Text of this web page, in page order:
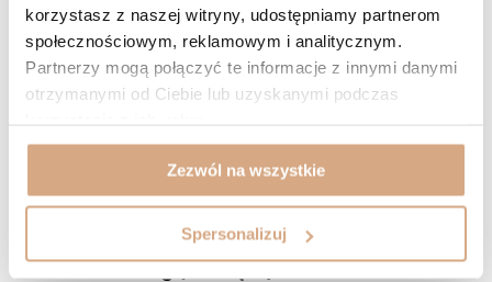
korzystasz z naszej witryny, udostępniamy partnerom
społecznościowym, reklamowym i analitycznym.
Partnerzy mogą połączyć te informacje z innymi danymi
otrzymanymi od Ciebie lub uzyskanymi podczas
Zezwól na wszystkie
Spersonalizuj
Odcień: beż 2026-01-11
Fantastyczna
Marzena, Bochnia
ZOBACZ WIĘCEJ
Mogą Ci się spodobać: